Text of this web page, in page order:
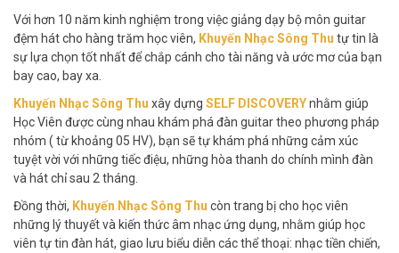
Với hơn 10 năm kinh nghiệm trong việc giảng dạy bộ môn guitar
đệm hát cho hàng trăm học viên, Khuyến Nhạc Sông Thu tự tin là
sự lựa chọn tốt nhất để chắp cánh cho tài năng và ước mơ của bạn
bay cao, bay xa.
Khuyến Nhạc Sông Thu xây dựng SELF DISCOVERYnhằm giúp
Học Viên được cùng nhau khám phá đàn guitar theo phương pháp
nhóm ( từ khoảng 05 HV), bạn sẽ tự khám phá những cảm xúc
tuyệt vời với những tiếc điệu, những hòa thanh do chính mình đàn
và hát chỉ sau 2 tháng.
Đồng thời, Khuyến Nhạc Sông Thu còn trang bị cho học viên
những lý thuyết và kiến thức âm nhạc ứng dụng, nhằm giúp học
viên tự tin đàn hát, giao lưu biểu diễn các thể thoại: nhạc tiền chiến,